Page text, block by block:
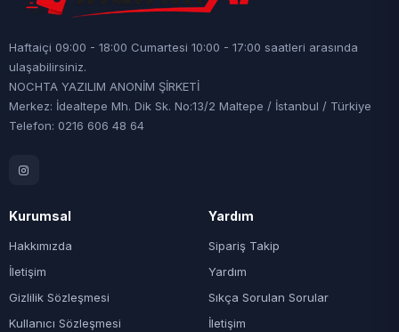
Haftaiçi 09:00 - 18:00 Cumartesi 10:00 - 17:00 saatleri arasında
ulaşabilirsiniz.
NOCHTA YAZILIM ANONİM ŞİRKETİ
Merkez: İdealtepe Mh. Dik Sk. No:13/2 Maltepe / İstanbul / Türkiye
Telefon: 0216 606 48 64
Kurumsal
Hakkımızda
İletişim
Gizlilik Sözleşmesi
Kullanıcı Sözleşmesi
Yardım
Sipariş Takip
Yardım
Sıkça Sorulan Sorular
İletişim